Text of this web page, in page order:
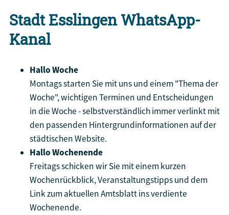
Stadt Esslingen WhatsApp-
Kanal
Hallo Woche
Montags starten Sie mit uns und einem "Thema der
Woche", wichtigen Terminen und Entscheidungen
in die Woche - selbstverständlich immer verlinkt mit
den passenden Hintergrundinformationen auf der
städtischen Website.
Hallo Wochenende
Freitags schicken wir Sie mit einem kurzen
Wochenrückblick, Veranstaltungstipps und dem
Link zum aktuellen Amtsblatt ins verdiente
Wochenende.